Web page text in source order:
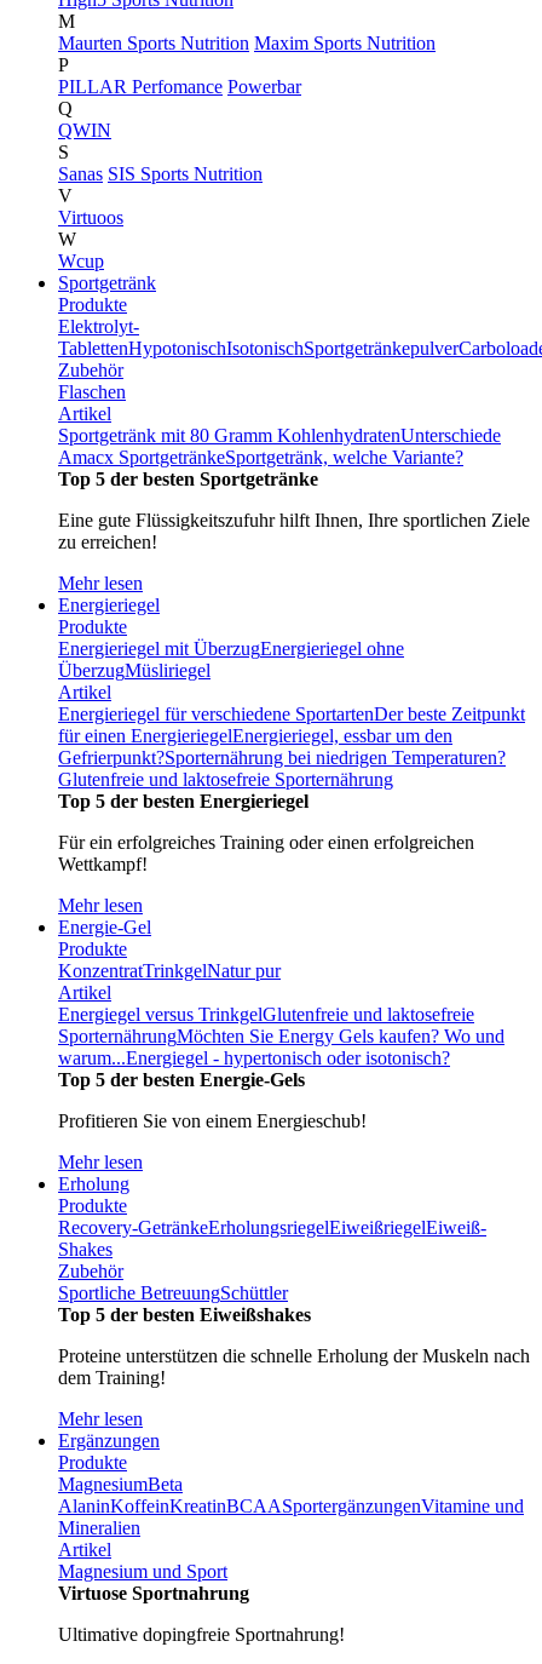
M
Maurten Sports Nutrition Maxim Sports Nutrition
P
PILLAR Perfomance Powerbar
Q
QWIN
S
Sanas SIS Sports Nutrition
V
Virtuoos
W
Wcup
Sportgetränk
Produkte
Elektrolyt-
TablettenHypotonischIsotonischSportgetränkepulver
Zubehör
Flaschen
Artikel
Sportgetränk mit 80 Gramm KohlenhydratenUnterschiede
Amacx SportgetränkeSportgetränk, welche Variante?
Top 5 der besten Sportgetränke
Eine gute Flüssigkeitszufuhr hilft Ihnen, Ihre sportlichen Ziele
zu erreichen!
Mehr lesen
Energieriegel
Produkte
Energieriegel mit ÜberzugEnergieriegel ohne
ÜberzugMüsliriegel
Artikel
Energieriegel für verschiedene SportartenDer beste Zeitpunkt
für einen EnergieriegelEnergieriegel, essbar um den
Gefrierpunkt?Sporternährung bei niedrigen Temperaturen?
Glutenfreie und laktosefreie Sporternährung
Top 5 der besten Energieriegel
Für ein erfolgreiches Training oder einen erfolgreichen
Wettkampf!
Mehr lesen
Energie-Gel
Produkte
KonzentratTrinkgelNatur pur
Artikel
Energiegel versus TrinkgelGlutenfreie und laktosefreie
SporternährungMöchten Sie Energy Gels kaufen? Wo und
warum...Energiegel - hypertonisch oder isotonisch?
Top 5 der besten Energie-Gels
Profitieren Sie von einem Energieschub!
Mehr lesen
Erholung
Produkte
Recovery-GetränkeErholungsriegelEiweißriegelEiweiß-
Shakes
Zubehör
Sportliche BetreuungSchüttler
Top 5 der besten Eiweißshakes
Proteine unterstützen die schnelle Erholung der Muskeln nach
dem Training!
Mehr lesen
Ergänzungen
Produkte
MagnesiumBeta
AlaninKoffeinKreatinBCAASportergänzungenVitamine und
Mineralien
Artikel
Magnesium und Sport
Virtuose Sportnahrung
Ultimative dopingfreie Sportnahrung!